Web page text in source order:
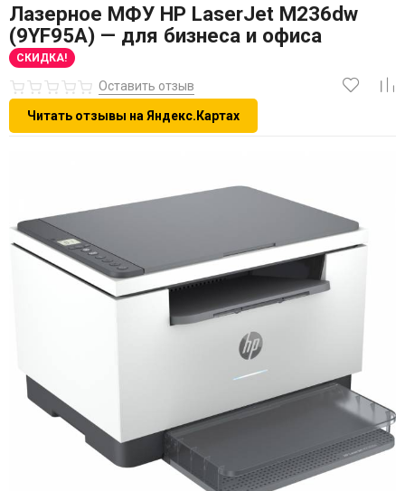
Лазерное МФУ HP LaserJet M236dw
(9YF95A) — для бизнеса и офиса
СКИДКА!
Оставить отзыв
Читать отзывы на Яндекс.Картах